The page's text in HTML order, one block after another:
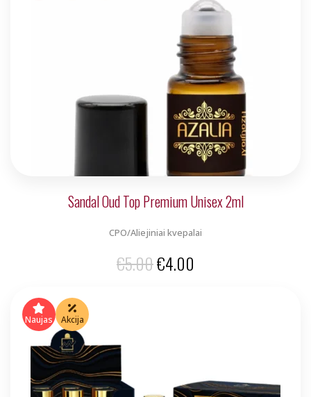
Sandal Oud Top Premium Unisex 2ml
CPO/Aliejiniai kvepalai
€5.00Original
€4.00
Naujas Akcija